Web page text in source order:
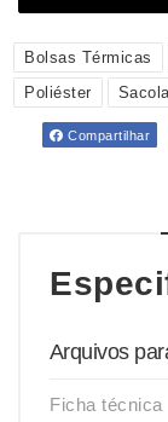
Bolsas Térmicas
Poliéster
Compartilhar
Arquivos
Ficha técnica